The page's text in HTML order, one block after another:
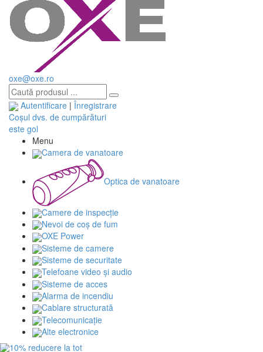
oxe@oxe.ro
Autentificare | Înregistrare
Coșul dvs. de cumpărături
este gol
Menu
Camera de vanatoare
Optica de vanatoare
Camere de inspecție
Nevoi de coș de fum
OXE Power
Sisteme de camere
Sisteme de securitate
Telefoane video și audio
Sisteme de acces
Alarma de incendiu
Cablare structurată
Telecomunicaţie
Alte electronice